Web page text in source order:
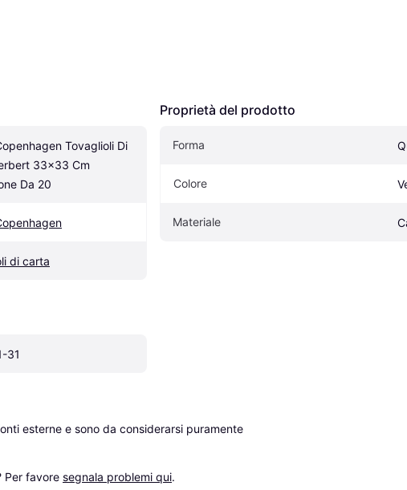
Tovaglioli Di
33x33 Cm
Da 20
di carta
31
Proprietà del prodotto
Forma
Colore
Materiale
esterne e sono da considerarsi puramente
Per favore segnala problemi qui.